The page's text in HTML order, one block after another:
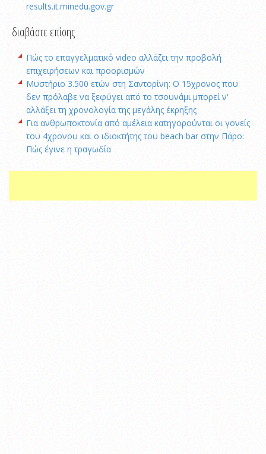
results.it.minedu.gov.gr
διαβάστε επίσης
Πώς το επαγγελματικό video αλλάζει την προβολή
επιχειρήσεων και προορισμών
Μυστήριο 3.500 ετών στη Σαντορίνη: Ο 15χρονος που
δεν πρόλαβε να ξεφύγει από το τσουνάμι μπορεί ν'
αλλάξει τη χρονολογία της μεγάλης έκρηξης
Για ανθρωποκτονία από αμέλεια κατηγορούνται οι γονείς
του 4χρονου και ο ιδιοκτήτης του beach bar στην Πάρο:
Πώς έγινε η τραγωδία